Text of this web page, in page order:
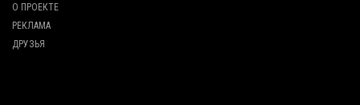
О ПРОЕКТЕ
РЕКЛАМА
ДРУЗЬЯ